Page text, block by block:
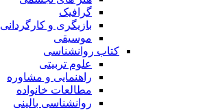
گرافیک
بازیگری و کارگردانی
موسیقی
کتاب روانشناسی
علوم تربیتی
راهنمایی و مشاوره
مطالعات خانواده
روانشناسی بالینی